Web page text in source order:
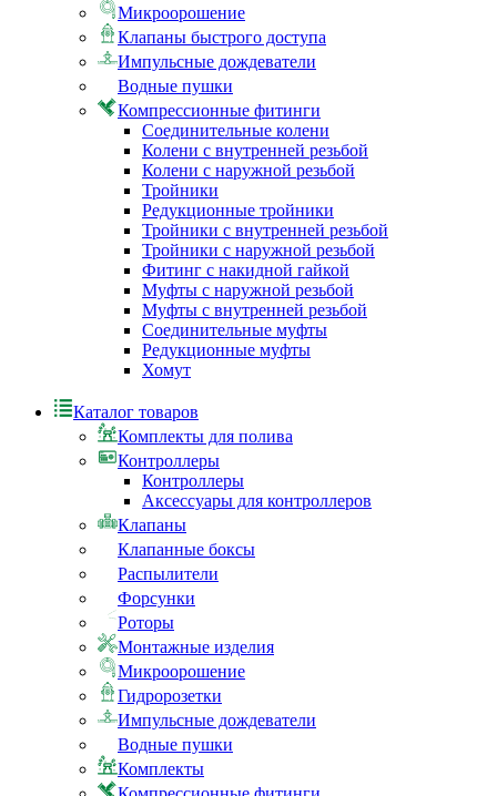
Микроорошение
Клапаны быстрого доступа
Импульсные дождеватели
Водные пушки
Компрессионные фитинги
Соединительные колени
Колени с внутренней резьбой
Колени с наружной резьбой
Тройники
Редукционные тройники
Тройники с внутренней резьбой
Тройники с наружной резьбой
Фитинг с накидной гайкой
Муфты с наружной резьбой
Муфты с внутренней резьбой
Соединительные муфты
Редукционные муфты
Хомут
Каталог товаров
Комплекты для полива
Контроллеры
Контроллеры
Аксессуары для контроллеров
Клапаны
Клапанные боксы
Распылители
Форсунки
Роторы
Монтажные изделия
Микроорошение
Гидророзетки
Импульсные дождеватели
Водные пушки
Комплекты